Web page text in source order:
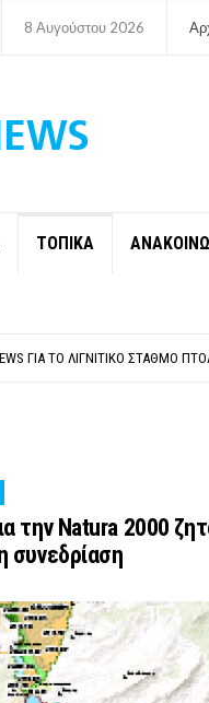
8 Αυγούστου 2026
ΤΟΠΙΚΑ
ΓΙΑ ΤΟ ΛΙΓΝΙΤΙΚΌ ΣΤΑΘΜΌ
την Νatura 2000
συνεδρίαση